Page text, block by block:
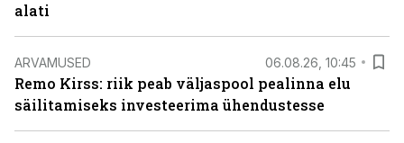
alati
ARVAMUSED 06.08.26, 10:45
Remo Kirss: riik peab väljaspool pealinna elu
säilitamiseks investeerima ühendustesse